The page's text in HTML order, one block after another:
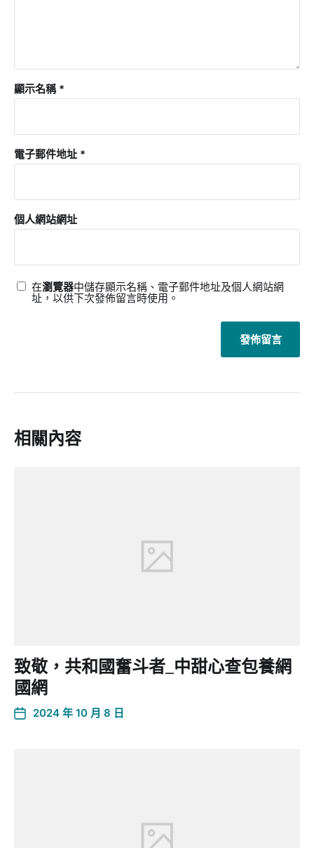
顯示名稱 *
電子郵件地址 *
個人網站網址
在瀏覽器中儲存顯示名稱、電子郵件地址及個人網站網
址，以供下次發佈留言時使用。
相關內容
致敬，共和國奮斗者_中甜心查包養網
國網
2024 年 10 月 8 日